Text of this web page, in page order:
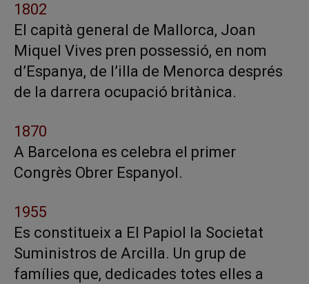
1802
El capità general de Mallorca, Joan
Miquel Vives pren possessió, en nom
d’Espanya, de l’illa de Menorca després
de la darrera ocupació britànica.
1870
A Barcelona es celebra el primer
Congrès Obrer Espanyol.
1955
Es constitueix a El Papiol la Societat
Suministros de Arcilla. Un grup de
famílies que, dedicades totes elles a